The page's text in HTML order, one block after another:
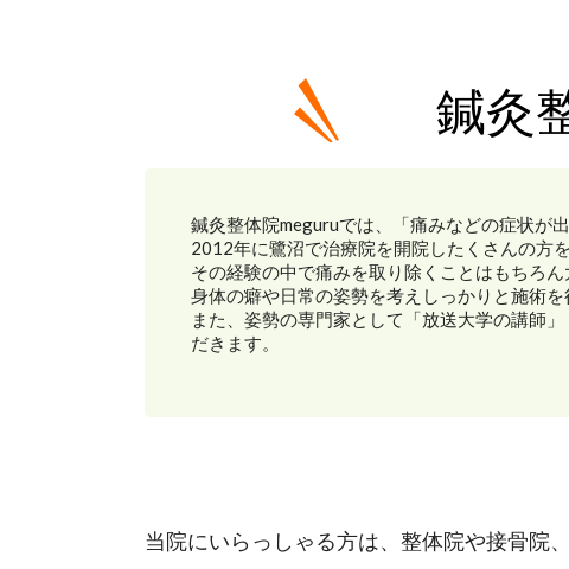
鍼灸
鍼灸整体院meguruでは、「痛みなどの症状が
2012年に鷺沼で治療院を開院したくさんの方
その経験の中で痛みを取り除くことはもちろ
身体の癖や日常の姿勢を考えしっかりと施術を
また、姿勢の専門家として「放送大学の講師
だきます。
当院にいらっしゃる方は、整体院や接骨院